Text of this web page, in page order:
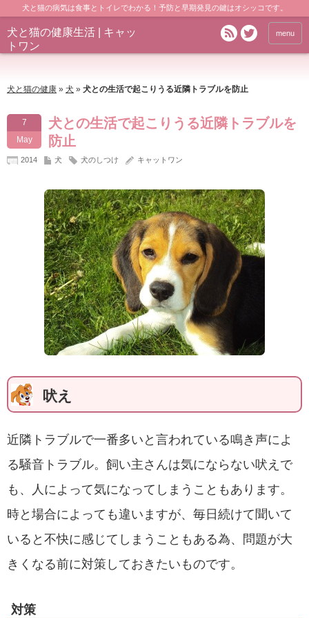
犬と猫の病気は食事とトイレでわかる！予防と早期発見の鍵はオシッコです。
犬と猫の健康生活 | キャッ
トワン
menu
犬と猫の健康 » 犬 » 犬との生活で起こりうる近隣トラブルを防止
7
May
犬との生活で起こりうる近隣トラブルを
防止
2014 犬 犬のしつけ キャットワン
吠え
近隣トラブルで一番多いと言われている鳴き声によ
る騒音トラブル。飼い主さんは気にならない吠えで
も、人によって気になってしまうこともあります。
時と場合によっても違いますが、毎日続けて聞いて
いると不快に感じてしまうこともある為、問題が大
きくなる前に対策しておきたいものです。
対策